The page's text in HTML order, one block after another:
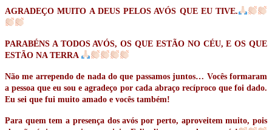
AGRADEÇO MUITO A DEUS PELOS AVÓS QUE EU TIVE.
PARABÉNS A TODOS AVÓS, OS QUE ESTÃO NO CÉU, E OS QUE
ESTÃO NA TERRA
Não me arrependo de nada do que passamos juntos… Vocês formaram
a pessoa que eu sou e agradeço por cada abraço recíproco que foi dado.
Eu sei que fui muito amado e vocês também!
Para quem tem a presença dos avós por perto, aproveitem muito, pois